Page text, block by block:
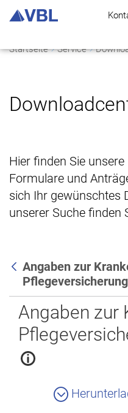
Startseite Service
Hier finden Sie
Formulare und
sich Ihr gewünschtes
unserer Suche finden
Zurück
Angaben zur
Angaben zur